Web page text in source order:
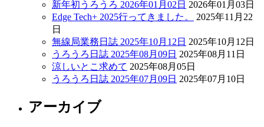
新年初うろうろ 2026年01月02日 2026年01月03日
Edge Tech+ 2025行ってきました。
2025年11月22
日
無線局業務日誌 2025年10月12日 2025年10月12日
うろうろ日誌 2025年08月09日 2025年08月11日
涼しいとこ求めて 2025年08月05日
うろうろ日誌 2025年07月09日 2025年07月10日
アーカイブ